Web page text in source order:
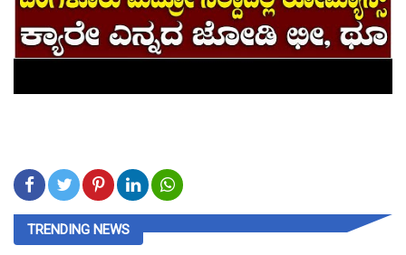
TRENDING NEWS